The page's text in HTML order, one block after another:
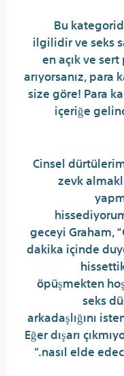
Bu
ilgilidir ve seks
en açık ve
arıyorsanız, para
size göre! Para
içeriğe
“Cinsel
zevk
geceyi Graham,
dakika içinde
öpüşmekten
seks
arkadaşlığını
Eğer dışarı
nasıl elde